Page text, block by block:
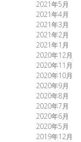
2021年5月
2021年4月
2021年3月
2021年2月
2021年1月
2020年12月
2020年11月
2020年10月
2020年9月
2020年8月
2020年7月
2020年6月
2020年5月
2019年12月